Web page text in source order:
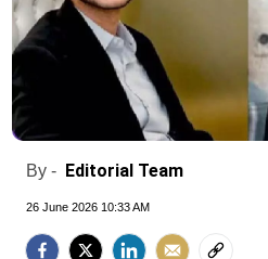
By - Editorial Team
26 June 2026 10:33 AM